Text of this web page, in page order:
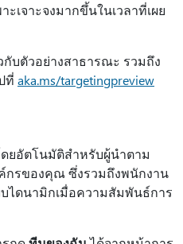
เจาะจงมากขึ้นในเวลาที่เผย
กับตัวอย่างสาธารณะ รวมถึง
ที่ aka.ms/targetingpreview
ยอัตโนมัติสําหรับผู้นําตาม
กรของคุณ ซึ่งรวมถึงพนักงาน
ไดนามิกเมื่อความสัมพันธ์การ